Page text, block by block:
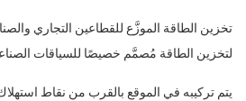
لتخزين الطاقة مُصمَّم خصيصًا للسياقات
يتم تركيبه في الموقع بالقرب من نقاط